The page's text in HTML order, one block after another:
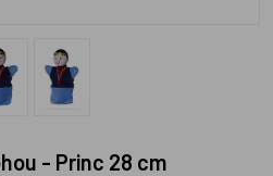
- Princ 28 cm